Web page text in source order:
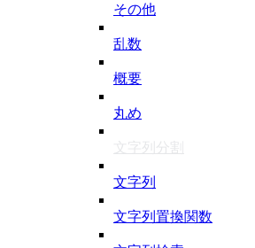
その他
乱数
概要
丸め
文字列分割
文字列
文字列置換関数